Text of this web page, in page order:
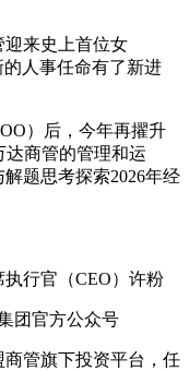
来史上首位女
人事任命有了新进
）后，今年再擢升
达商管的管理和运
题思考探索2026年经
行官（CEO）许粉
团官方公众号
管旗下投资平台，任